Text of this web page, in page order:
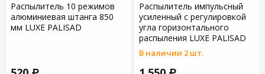
Распылитель 10 режимов
алюминиевая штанга 850
мм LUXE PALISAD
Распылитель импульсный
усиленный с регулировкой
угла горизонтального
распыления LUXE PALISAD
В наличии 2 шт.